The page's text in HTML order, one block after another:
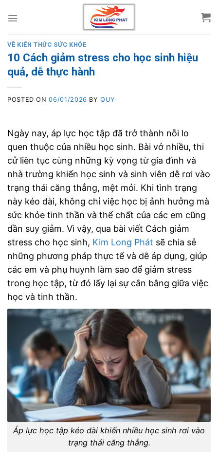
VỀ KIẾN THỨC SỨC KHỎE
10 Cách giảm stress cho học sinh hiệu
quả, dễ thực hành
POSTED ON06/01/2026 BYQUY
Ngày nay, áp lực học tập đã trở thành nỗi lo
quen thuộc của nhiều học sinh. Bài vở nhiều, thi
cử liên tục cùng những kỳ vọng từ gia đình và
nhà trường khiến học sinh và sinh viên dễ rơi vào
trạng thái căng thẳng, mệt mỏi. Khi tình trạng
này kéo dài, không chỉ việc học bị ảnh hưởng mà
sức khỏe tinh thần và thể chất của các em cũng
dần suy giảm. Vì vậy, qua bài viết Cách giảm
stress cho học sinh, Kim Long Phát sẽ chia sẻ
những phương pháp thực tế và dễ áp dụng, giúp
các em và phụ huynh làm sao để giảm stress
trong học tập, từ đó lấy lại sự cân bằng giữa việc
học và tinh thần.
Áp lực học tập kéo dài khiến nhiều học sinh rơi vào
trạng thái căng thẳng.